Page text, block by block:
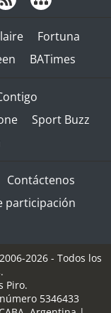
Fortuna
BATimes
Sport Buzz
Contáctenos
participación
2026 - Todos los
Piro.
5346433